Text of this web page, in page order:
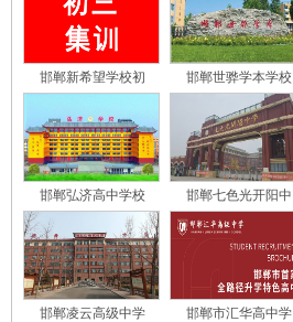
邯郸新希望学校初 邯郸世骅学本学校
邯郸弘济高中学校 邯郸七色光开阳中
邯郸凌云高级中学 邯郸市汇华高中学